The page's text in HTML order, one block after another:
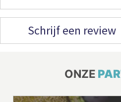
Schrijf een review
ONZE